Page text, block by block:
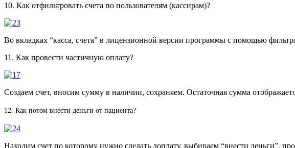
10. Как отфильтровать счета по пользователям (кассирам)?
Во вкладках “касса, счета” в лицензионной версии программы с помощью
11. Как провести частичную оплату?
Создаем счет, вносим сумму в наличии, сохраняем. Остаточная сумма
12. Как потом внести деньги от пациента?
Находим счет по которому нужно сделать доплату, выбираем “внести деньги”,